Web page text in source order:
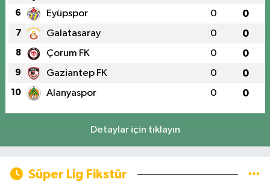
6 Eyüpspor 0 0
7 Galatasaray 0 0
8 Çorum FK 0 0
9 Gaziantep FK 0 0
10 Alanyaspor 0 0
Detaylar için tıklayın
Süper Lig Fikstür